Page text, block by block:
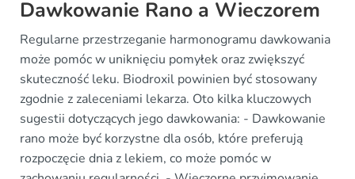
Dawkowanie Rano a Wieczorem
Regularne przestrzeganie harmonogramu dawkowania
może pomóc w uniknięciu pomyłek oraz zwiększyć
skuteczność leku. Biodroxil powinien być stosowany
zgodnie z zaleceniami lekarza. Oto kilka kluczowych
sugestii dotyczących jego dawkowania: - Dawkowanie
rano może być korzystne dla osób, które preferują
rozpoczęcie dnia z lekiem, co może pomóc w